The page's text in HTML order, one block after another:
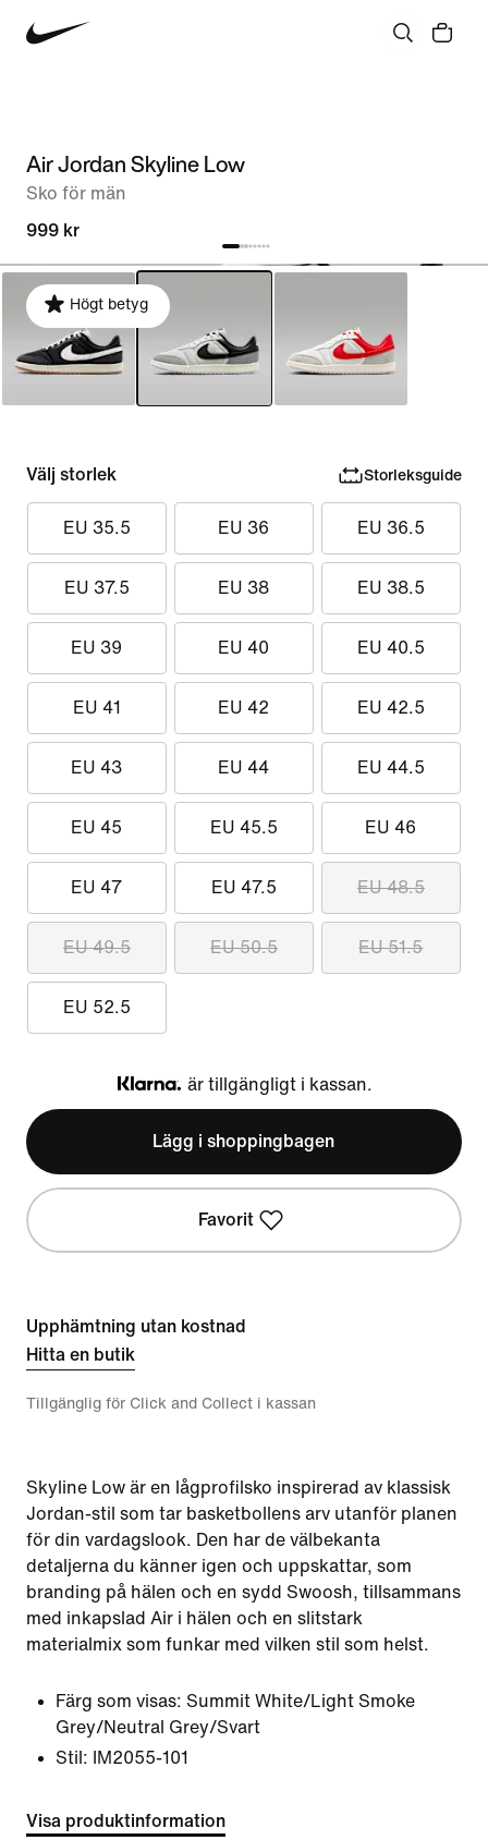
Air Jordan Skyline Low
Sko för män
999 kr
Högt betyg
Välj storlek Storleksguide
EU 35.5 EU 36 EU 36.5
EU 37.5 EU 38 EU 38.5
EU 39 EU 40 EU 40.5
EU 41 EU 42 EU 42.5
EU 43 EU 44 EU 44.5
EU 45 EU 45.5 EU 46
EU 47 EU 47.5 EU 48.5
EU 49.5 EU 50.5 EU 51.5
EU 52.5
Klarna
är tillgängligt i kassan.
Lägg i shoppingbagen
Favorit
Upphämtning utan kostnad
Hitta en butik
Tillgänglig för Click and Collect i kassan
Skyline Low är en lågprofilsko inspirerad av klassisk
Jordan-stil som tar basketbollens arv utanför planen
för din vardagslook. Den har de välbekanta
detaljerna du känner igen och uppskattar, som
branding på hälen och en sydd Swoosh, tillsammans
med inkapslad Air i hälen och en slitstark
materialmix som funkar med vilken stil som helst.
Färg som visas: Summit White/Light Smoke
Grey/Neutral Grey/Svart
Stil:
IM2055-101
Visa produktinformation